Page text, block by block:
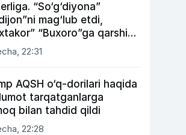
“So‘g‘diyona”
mag‘lub etdi,
“Buxoro”ga qarshi
g‘alabani qo‘ldan
22:31
AQSH o‘q-dorilari haqida
tarqatganlarga
bilan tahdid qildi
22:28